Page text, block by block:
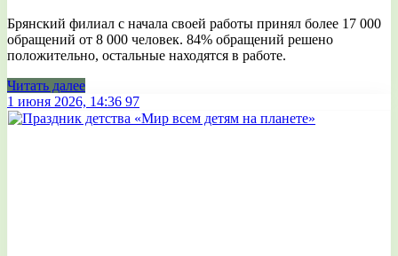
Брянский филиал с начала своей работы принял более 17 000
обращений от 8 000 человек. 84% обращений решено
положительно, остальные находятся в работе.
Читать далее
1 июня 2026, 14:36 97